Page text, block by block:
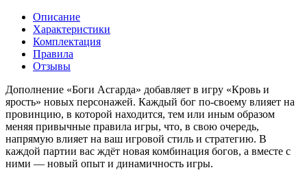
Описание
Характеристики
Комплектация
Правила
Отзывы
Дополнение «Боги Асгарда» добавляет в игру «Кровь и
ярость» новых персонажей. Каждый бог по-своему влияет на
провинцию, в которой находится, тем или иным образом
меняя привычные правила игры, что, в свою очередь,
напрямую влияет на ваш игровой стиль и стратегию. В
каждой партии вас ждёт новая комбинация богов, а вместе с
ними — новый опыт и динамичность игры.